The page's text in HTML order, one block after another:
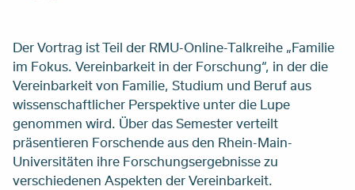
Der Vortrag ist Teil der RMU-Online-Talkreihe „Familie
im Fokus. Vereinbarkeit in der Forschung“, in der die
Vereinbarkeit von Familie, Studium und Beruf aus
wissenschaftlicher Perspektive unter die Lupe
genommen wird. Über das Semester verteilt
präsentieren Forschende aus den Rhein-Main-
Universitäten ihre Forschungsergebnisse zu
verschiedenen Aspekten der Vereinbarkeit.